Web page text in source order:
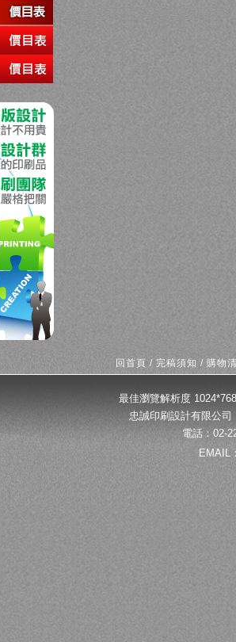
回首頁 /完稿須知 /購物
最佳瀏覽解析度
忠誠印刷設計有限公
電話：02-
EMAIL